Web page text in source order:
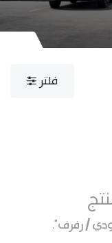
فلتر
/ رفرف".